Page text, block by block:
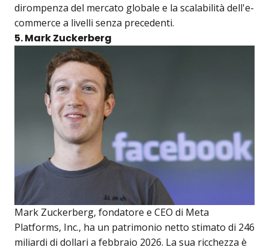
dirompenza del mercato globale e la scalabilità dell'e-
commerce a livelli senza precedenti.
5. Mark Zuckerberg
Mark Zuckerberg, fondatore e CEO di Meta
Platforms, Inc., ha un patrimonio netto stimato di 246
miliardi di dollari a febbraio 2026. La sua ricchezza è